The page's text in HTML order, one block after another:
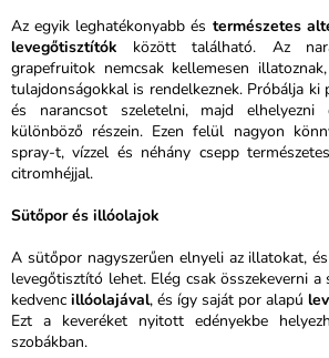
Az egyik leghatékonyabb és természetes
levegőtisztítók között található. Az
grapefruitok nemcsak kellemesen
tulajdonságokkal is rendelkeznek. Próbálja
és narancsot szeletelni, majd
különböző részein. Ezen felül nagyon
spray-t, vízzel és néhány csepp
citromhéjjal.
Sütőpor és illóolajok
A sütőpor nagyszerűen elnyeli az illatokat,
levegőtisztító lehet. Elég csak összekeverni
kedvenc illóolajával, és így saját por alapú
Ezt a keveréket nyitott edényekbe
szobákban.